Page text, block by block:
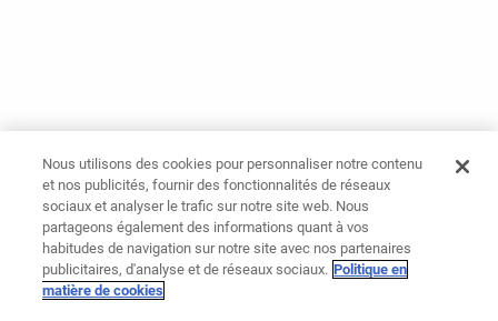
Nous utilisons des cookies pour personnaliser notre contenu
et nos publicités, fournir des fonctionnalités de réseaux
sociaux et analyser le trafic sur notre site web. Nous
partageons également des informations quant à vos
habitudes de navigation sur notre site avec nos partenaires
publicitaires, d'analyse et de réseaux sociaux. Politique en
matière de cookies